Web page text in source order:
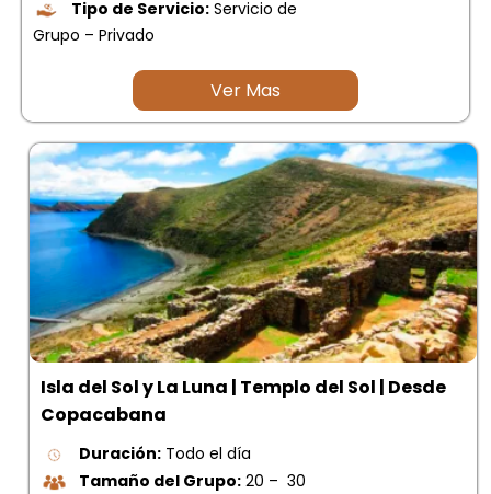
Tipo de Servicio: Servicio de
Grupo – Privado
Ver Mas
Isla del Sol y La Luna | Templo del Sol | Desde
Copacabana
Duración: Todo el día
Tamaño del Grupo: 20 – 30